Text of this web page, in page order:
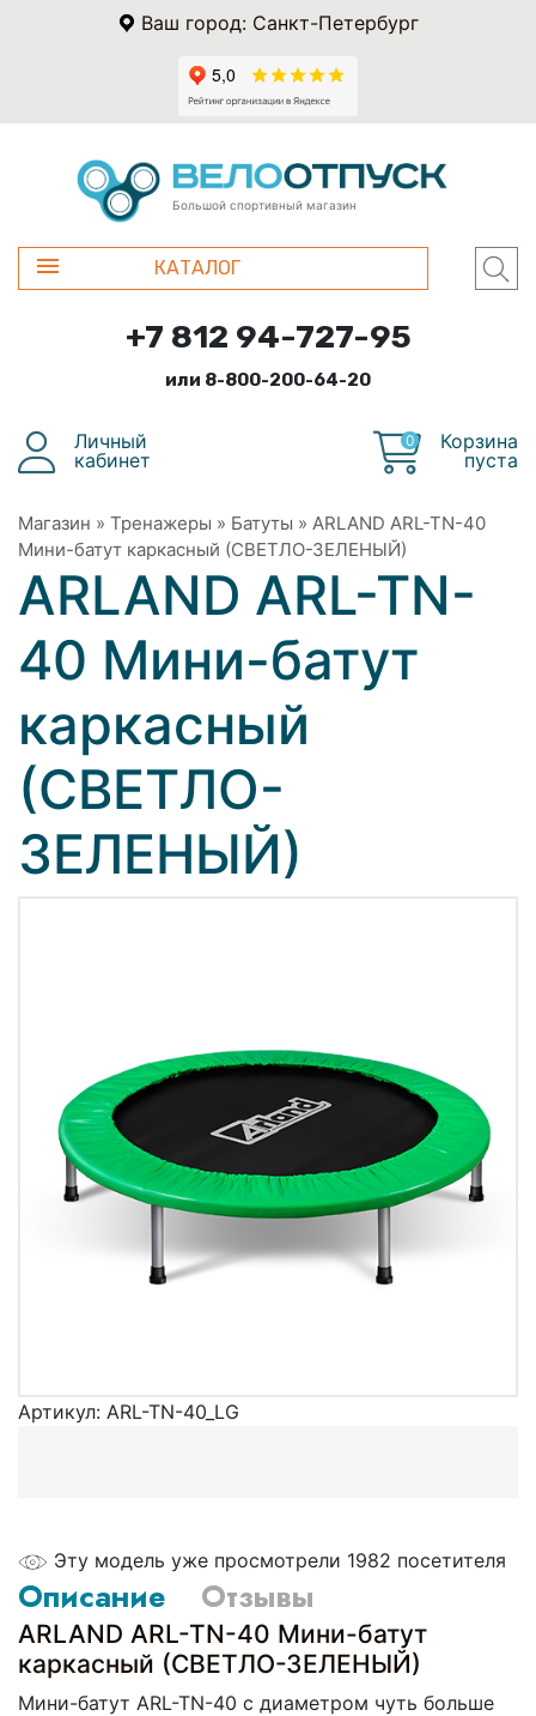
Ваш город: Санкт-Петербург
Большой спортивный магазин
КАТАЛОГ
+7 812 94-727-95
или 8-800-200-64-20
Личный
кабинет
0
Корзина
пуста
Магазин » Тренажеры » Батуты » ARLAND ARL-TN-40
Мини-батут каркасный (СВЕТЛО-ЗЕЛЕНЫЙ)
ARLAND ARL-TN-
40 Мини-батут
каркасный
(СВЕТЛО-
ЗЕЛЕНЫЙ)
Артикул: ARL-TN-40_LG
Эту модель уже просмотрели 1982 посетителя
Описание Отзывы
ARLAND ARL-TN-40 Мини-батут
каркасный (СВЕТЛО-ЗЕЛЕНЫЙ)
Мини-батут ARL-TN-40 c диаметром чуть больше